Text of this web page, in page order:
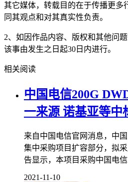
其它媒体，转载目的在于传播更多
同其观点和对其真实性负责。
2、如因作品内容、版权和其他问
该事由发生之日起30日内进行。
相关阅读
中国电信200G
一来源 诺基亚等中
来自中国电信官网消息，中
集中采购项目扩容部分，拟
告显示，本项目采购中国电信
2021-11-10